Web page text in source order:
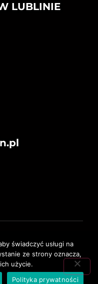
LUBLINIE
RegulaminFAQ
Filmowy © 2025
świadczyć usługi na
ze strony oznacza,
użycie.
Polityka prywatności